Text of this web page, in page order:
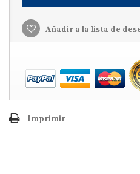
Añadir a la lista de
Imprimir